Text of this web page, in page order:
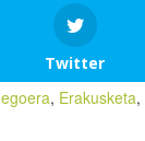
Twitter
, Erakusketa,